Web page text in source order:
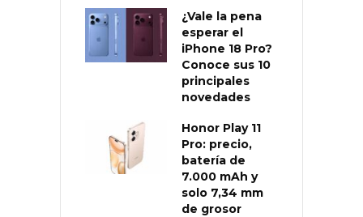
¿Vale la pena
esperar el
iPhone 18 Pro?
Conoce sus 10
principales
novedades
Honor Play 11
Pro: precio,
batería de
7.000 mAh y
solo 7,34 mm
de grosor